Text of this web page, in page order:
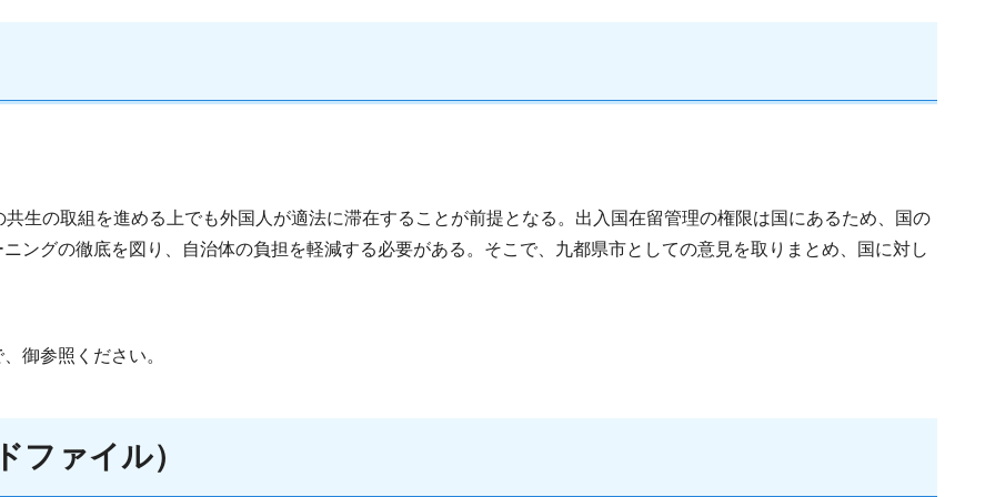
生の取組を進める上でも外国人が適法に滞在することが前提となる。出入国在留管理の権限は国にあるため、国の
ングの徹底を図り、自治体の負担を軽減する必要がある。そこで、九都県市としての意見を取りまとめ、国に対し
御参照ください。
ファイル）